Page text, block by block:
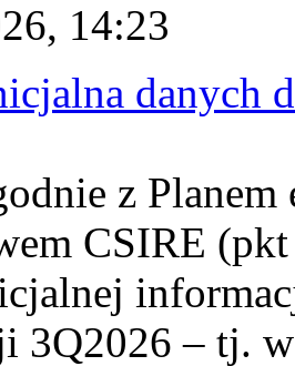
14:23
danych
z
CSIRE
3Q2026 – tj.